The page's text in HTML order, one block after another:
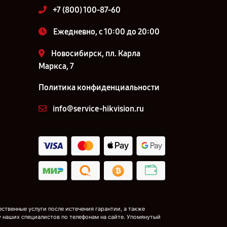
+7 (800) 100-87-60
Ежедневно, с 10:00 до 20:00
Новосибирск, пл. Карла
Маркса, 7
Политика конфиденциальности
info@service-hikvision.ru
услуги после истечения гарантии, а также
специалистов по телефонам на сайте. Упомянутый